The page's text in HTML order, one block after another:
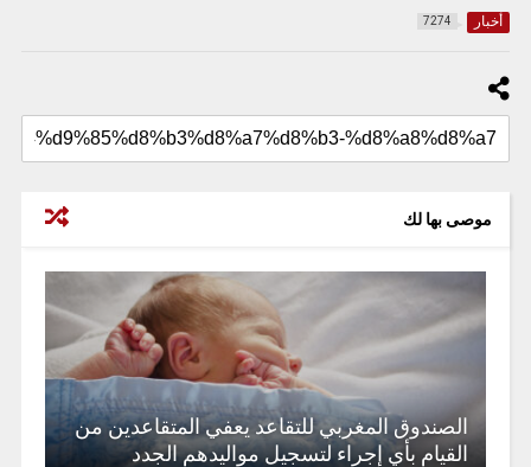
أخبار 7274
موصى بها لك
الصندوق المغربي للتقاعد يعفي المتقاعدين من
القيام بأي إجراء لتسجيل مواليدهم الجدد